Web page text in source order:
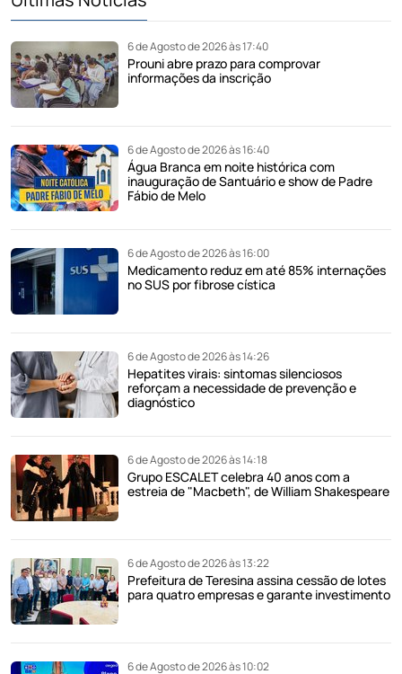
6 de Agosto de 2026 às 17:40
Prouni abre prazo para comprovar
informações da inscrição
6 de Agosto de 2026 às 16:40
Água Branca em noite histórica com
inauguração de Santuário e show de Padre
Fábio de Melo
6 de Agosto de 2026 às 16:00
Medicamento reduz em até 85% internações
no SUS por fibrose cística
6 de Agosto de 2026 às 14:26
Hepatites virais: sintomas silenciosos
reforçam a necessidade de prevenção e
diagnóstico
6 de Agosto de 2026 às 14:18
Grupo ESCALET celebra 40 anos com a
estreia de "Macbeth", de William Shakespeare
6 de Agosto de 2026 às 13:22
Prefeitura de Teresina assina cessão de lotes
para quatro empresas e garante investimento
6 de Agosto de 2026 às 10:02